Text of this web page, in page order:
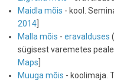
Maidla mõis - kool.
2014
Malla mõis - eravalduses
sügisest varemetes
Maps
Muuga mõis - koolimaja.